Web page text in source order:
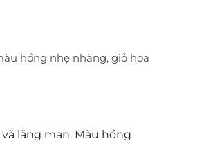
hồng nhẹ nhàng, giỏ hoa
lãng mạn. Màu hồng